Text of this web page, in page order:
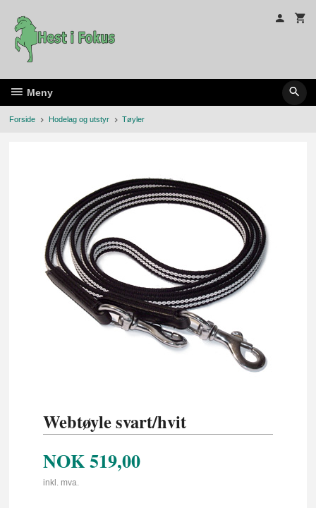
innholdet
Meny
Forside Hodelag og utstyr Tøyler
Webtøyle svart/hvit
NOK519,00
inkl. mva.